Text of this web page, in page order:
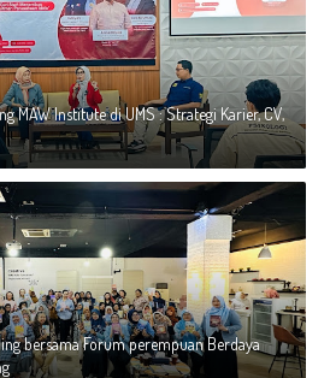
MAW Institute di UMS : Strategi Karier, CV,
bersama Forum perempuan Berdaya